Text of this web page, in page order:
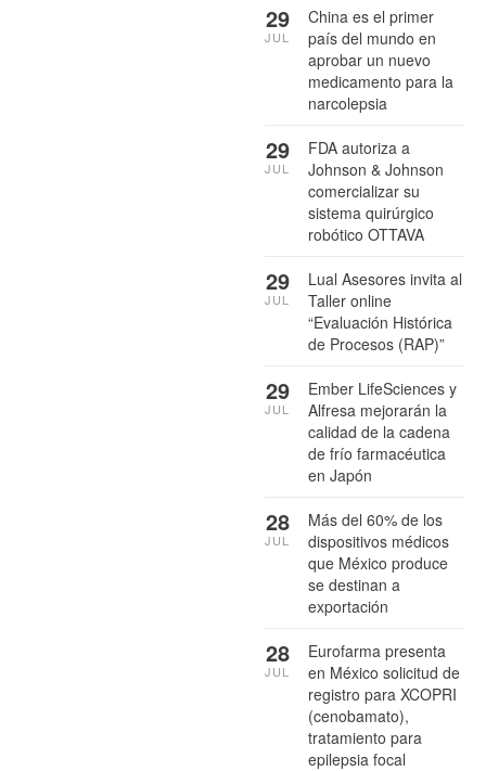
China es el primer
país del mundo en
aprobar un nuevo
medicamento para la
narcolepsia
29
JUL
FDA autoriza a
Johnson & Johnson
comercializar su
sistema quirúrgico
robótico OTTAVA
29
JUL
Lual Asesores invita al
Taller online
“Evaluación Histórica
de Procesos (RAP)”
29
JUL
Ember LifeSciences y
Alfresa mejorarán la
calidad de la cadena
de frío farmacéutica
en Japón
29
JUL
Más del 60% de los
dispositivos médicos
que México produce
se destinan a
exportación
28
JUL
Eurofarma presenta
en México solicitud de
registro para XCOPRI
(cenobamato),
tratamiento para
epilepsia focal
28
JUL